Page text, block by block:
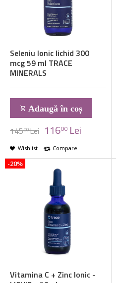
Seleniu Ionic lichid 300
mcg 59 ml TRACE
MINERALS
Adaugă în coș
14500Lei 11600 Lei
Wishlist Compare
Vitamina C + Zinc Ionic -
-20%